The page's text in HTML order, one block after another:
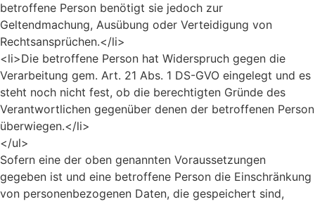
betroffene Person benötigt sie jedoch zur
Geltendmachung, Ausübung oder Verteidigung von
Rechtsansprüchen.</li>
<li>Die betroffene Person hat Widerspruch gegen die
Verarbeitung gem. Art. 21 Abs. 1 DS-GVO eingelegt und es
steht noch nicht fest, ob die berechtigten Gründe des
Verantwortlichen gegenüber denen der betroffenen Person
überwiegen.</li>
</ul>
Sofern eine der oben genannten Voraussetzungen
gegeben ist und eine betroffene Person die Einschränkung
von personenbezogenen Daten, die gespeichert sind,